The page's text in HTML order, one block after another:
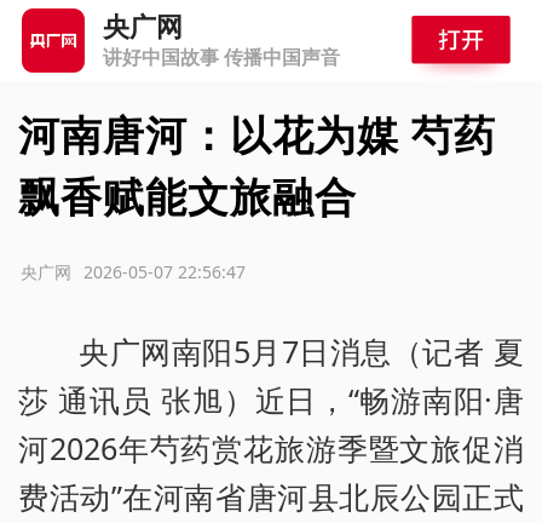
央广网
讲好中国故事 传播中国声音
河南唐河：以花为媒 芍药
飘香赋能文旅融合
2026-05-07 22:56:47
央广网
央广网南阳5月7日消息（记者 夏
莎 通讯员 张旭）近日，“畅游南阳·唐
河2026年芍药赏花旅游季暨文旅促消
费活动”在河南省唐河县北辰公园正式